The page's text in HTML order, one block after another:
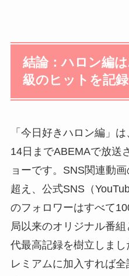
結論：ハロン編
級のヒットを記
「今日好きハロン編」
14日までABEMAで放送
ョーです。SNS関連動
超え、公式SNS（
のフォロワーはすべて
局以来のオリジナル番
代最高記録を樹立しま
レミアムに加入すれば